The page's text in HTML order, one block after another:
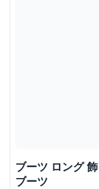
ブーツ ロング
ブーツ